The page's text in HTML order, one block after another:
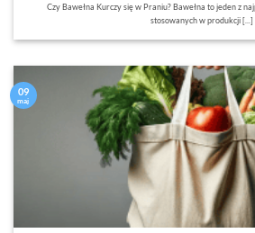
Czy Bawełna Kurczy się w Praniu? Bawełna to jeden z
stosowanych w produkcji [...]
09
maj